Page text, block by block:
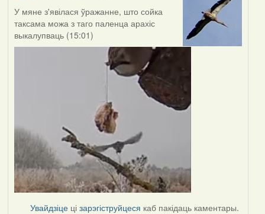
У мяне з'явілася ўражанне, што сойка
таксама можа з таго паленца арахіс
выкалупваць (15:01)
Увайдзіце цізарэгіструйцеся каб пакідаць каментары.